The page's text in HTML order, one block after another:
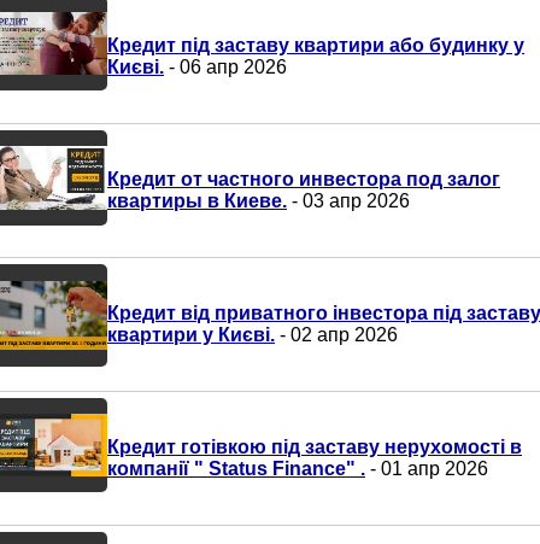
Кредит під заставу квартири або будинку у
Києві. - 06 апр 2026
Кредит от частного инвестора под залог
квартиры в Киеве. - 03 апр 2026
Кредит від приватного інвестора під заставу
квартири у Києві. - 02 апр 2026
Кредит готівкою під заставу нерухомості в
компанії " Status Finance" . - 01 апр 2026